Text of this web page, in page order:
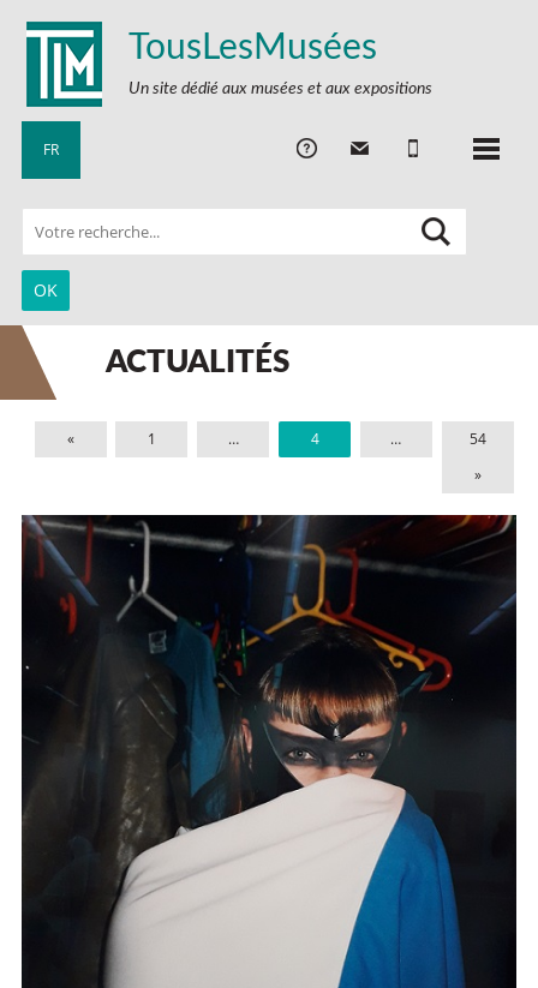
TousLesMusées
Un site dédié aux musées et aux expositions
FR
ACTUALITÉS
« 1 … 4 …
54
»